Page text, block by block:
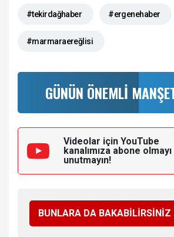
#tekirdağhaber #ergenehaber
#marmaraereğlisi
GÜNÜN ÖNEMLİ
Videolar için YouTube
kanalımıza abone olmayı
unutmayın!
BUNLARA DA BAKABİLİRSİNİZ